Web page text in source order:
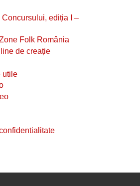
ediția I –
Folk România
de creație
utile